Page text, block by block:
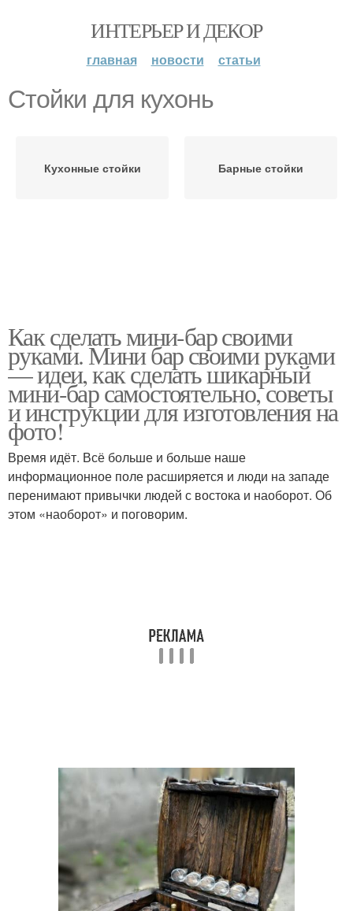
ИНТЕРЬЕР И ДЕКОР
главная новости статьи
Стойки для кухонь
Кухонные стойки Барные стойки
Как сделать мини-бар своими
руками. Мини бар своими руками
— идеи, как сделать шикарный
мини-бар самостоятельно, советы
и инструкции для изготовления на
фото!
Время идёт. Всё больше и больше наше
информационное поле расширяется и люди на западе
перенимают привычки людей с востока и наоборот. Об
этом «наоборот» и поговорим.